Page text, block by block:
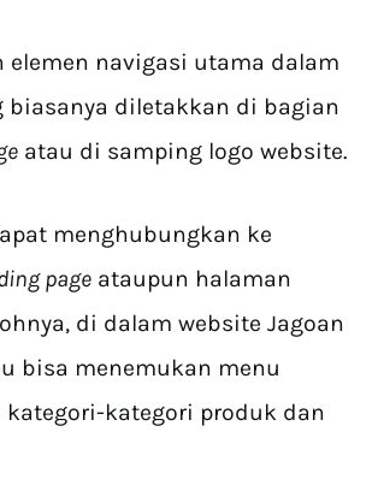
elemen navigasi utama dalam
biasanya diletakkan di bagian
atau di samping logo website.
menghubungkan ke
page ataupun halaman
di dalam website Jagoan
bisa menemukan menu
kategori produk dan